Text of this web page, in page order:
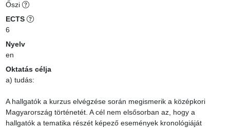
Őszi
ECTS
6
Nyelv
en
Oktatás célja
a) tudás:
A hallgatók a kurzus elvégzése során megismerik a középkori
Magyarország történetét. A cél nem elsősorban az, hogy a
hallgatók a tematika részét képező események kronológiáját